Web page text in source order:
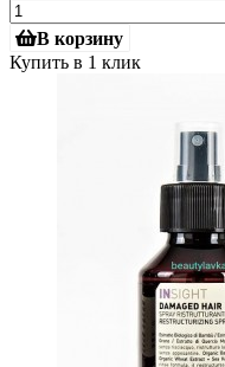
В корзину
Купить в 1 клик